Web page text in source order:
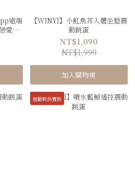
遠端
愛御
【WINYI】小魟魚非入體坐墊震
動跳蛋
NT$1,090
NT$1,990
加入購物車
超勸敗熱賣款